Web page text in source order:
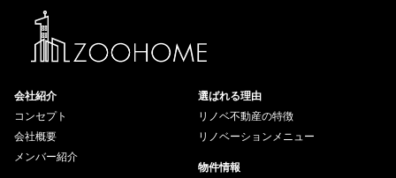
会社紹介
コンセプト
会社概要
メンバー紹介
選ばれる理由
リノベ不動産の特徴
リノベーションメニュー
物件情報